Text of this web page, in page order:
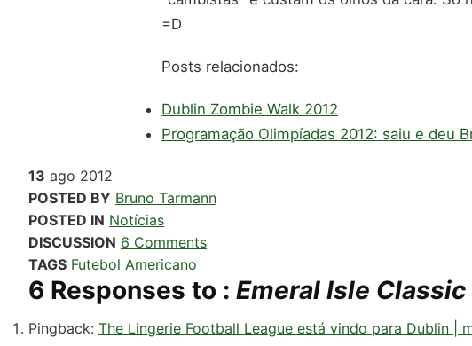
=D
Posts relacionados:
Dublin Zombie Walk 2012
Programação Olimpíadas 2012: saiu e deu
13 ago 2012
POSTED BY Bruno Tarmann
POSTED IN Notícias
DISCUSSION 6 Comments
TAGS Futebol Americano
6 Responses to : Emeral Isle
Pingback: The Lingerie Football League está vindo para Dublin |